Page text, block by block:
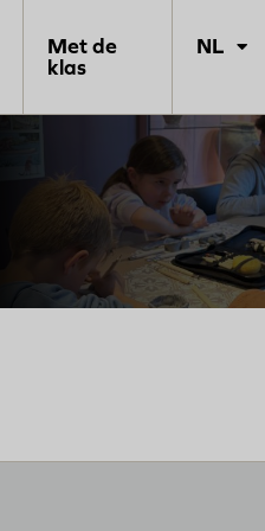
Met de
klas
NL